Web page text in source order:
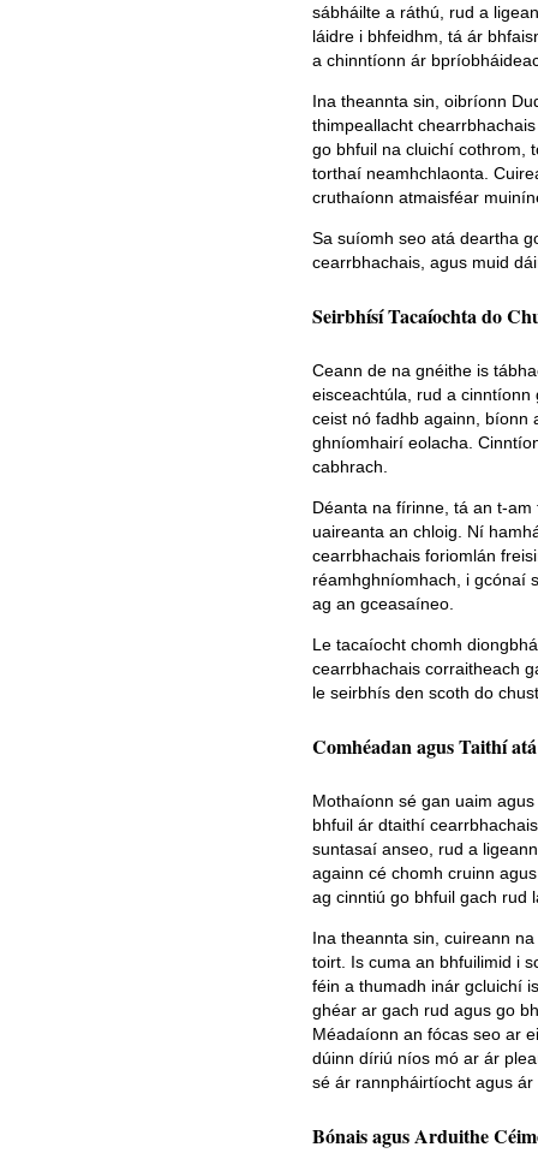
sábháilte a ráthú, rud a
láidre i bhfeidhm, tá ár
a chinntíonn ár
Ina theannta sin, oibríonn
thimpeallacht
go bhfuil na cluichí cothrom,
torthaí neamhchlaonta.
cruthaíonn atmaisféar
Sa suíomh seo atá deartha
cearrbhachais, agus muid
Seirbhísí Tacaíochta do
Ceann de na gnéithe is
eisceachtúla, rud a
ceist nó fadhb againn, bíonn
ghníomhairí eolacha.
cabhrach.
Déanta na fírinne, tá an t-
uaireanta an chloig. Ní
cearrbhachais foriomlán
réamhghníomhach, i gcónaí
ag an gceasaíneo.
Le tacaíocht chomh
cearrbhachais corraitheach
le seirbhís den scoth do
Comhéadan agus Taithí
Mothaíonn sé gan uaim
bhfuil ár dtaithí
suntasaí anseo, rud a
againn cé chomh cruinn
ag cinntiú go bhfuil gach rud
Ina theannta sin, cuireann
toirt. Is cuma an bhfuilimid i
féin a thumadh inár gcluichí
ghéar ar gach rud agus go
Méadaíonn an fócas seo ar
dúinn díriú níos mó ar ár
sé ár rannpháirtíocht agus
Bónais agus Arduithe